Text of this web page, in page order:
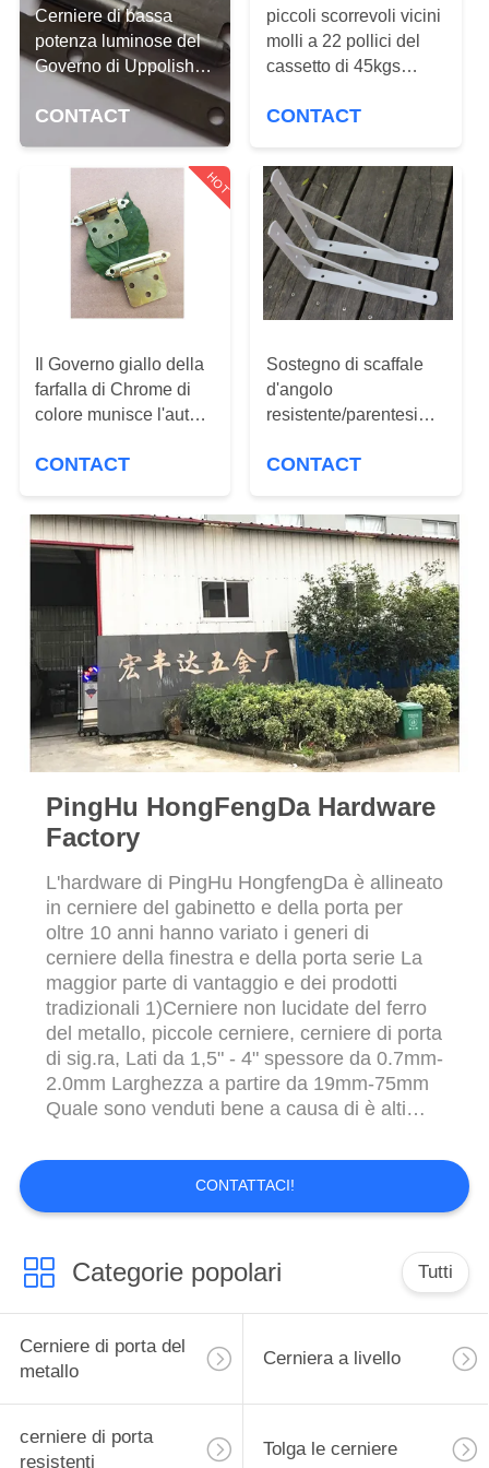
FABBRICA
CONTROLLO
QUALITÀ
CONTATTICI
NOTIZIE
MAPPA
DEL
SITO
POLICY
Cerniere di bassa
potenza luminose del
Governo di Uppolished
2.0mm H senza viti
CONTACT
piccoli scorrevoli vicini
molli a 22 pollici del
cassetto di 45kgs
CONTACT
HOT
Il Governo giallo della
farfalla di Chrome di
colore munisce l'auto
per la porta
CONTACT
Sostegno di scaffale
d'angolo
resistente/parentesi
resistenti 30mm a 10
CONTACT
PingHu HongFengDa Hardware
Factory
L'hardware di PingHu HongfengDa è allineato
in cerniere del gabinetto e della porta per
oltre 10 anni hanno variato i generi di
cerniere della finestra e della porta serie La
maggior parte di vantaggio e dei prodotti
tradizionali 1)Cerniere non lucidate del ferro
del metallo, piccole cerniere, cerniere di porta
di sig.ra, Lati da 1,5" - 4" spessore da 0.7mm-
2.0mm Larghezza a partire da 19mm-75mm
Quale sono venduti bene a causa di è alti
Medio Oriente, paesi e sudamericano
sudafricani e sudorientali ~ 2) L'ottone ha
placcato le cerniere del metallo, ...
CONTATTACI!
Categorie popolari Tutti
Cerniere di porta del
metallo
Cerniera a livello
cerniere di porta
resistenti
Tolga le cerniere